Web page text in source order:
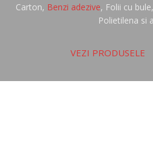
Carton, Benzi adezive, Folii cu
Polietilena si
VEZI PRODUSELE